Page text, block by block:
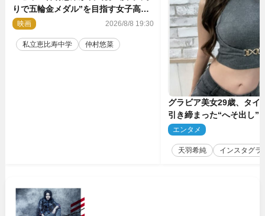
りで五輪金メダル”を目指す女子高生
に！ 映画『つりこまち』今秋公開
映画 2026/8/8 19:30
私立恵比寿中学 仲村悠菜
グラビア美女29歳、タイ
引き締まった“へそ出し”
「可愛い過ぎる」
エンタメ
天羽希純 インスタグラ